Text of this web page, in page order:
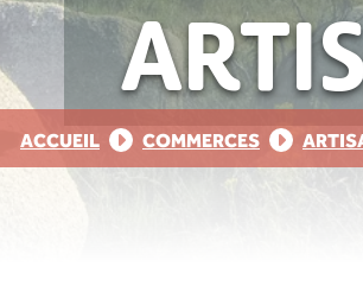
ACCUEIL COMMERCES